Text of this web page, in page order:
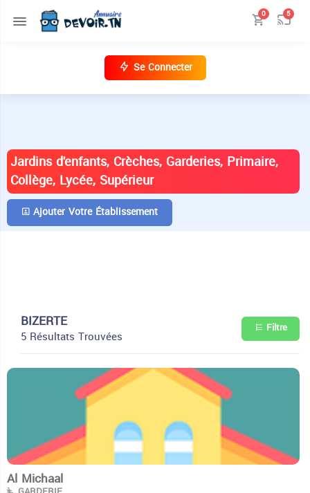
0 5
Se Connecter
Jardins d'enfants, Crèches, Garderies, Primaire,
Collège, Lycée, Supérieur
Ajouter Votre Établissement
BIZERTE
5 Résultats Trouvées Filtre
Al Michaal